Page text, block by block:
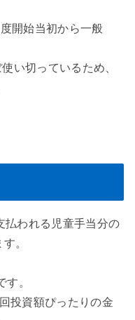
開始当初から一般
い切っているため、
払われる児童手当分の
。
。
投資額ぴったりの金